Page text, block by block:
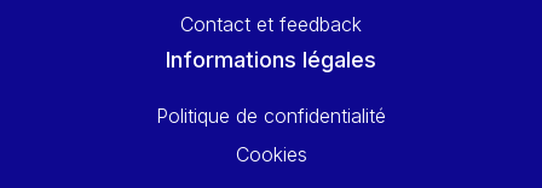
Contact et feedback
Informations légales
Politique de confidentialité
Cookies